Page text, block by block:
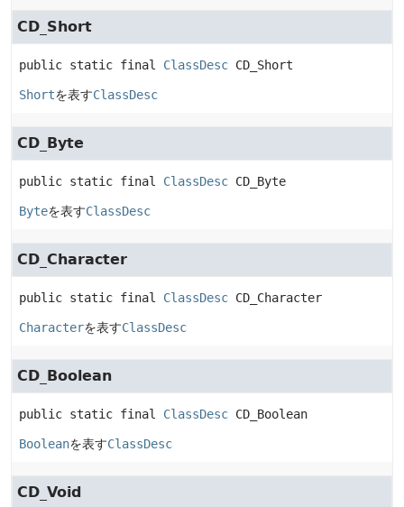
CD_Short
public static final ClassDesc CD_Short
Shortを表すClassDesc
CD_Byte
public static final ClassDesc CD_Byte
Byteを表すClassDesc
CD_Character
public static final ClassDesc CD_Character
Characterを表すClassDesc
CD_Boolean
public static final ClassDesc CD_Boolean
Booleanを表すClassDesc
CD_Void